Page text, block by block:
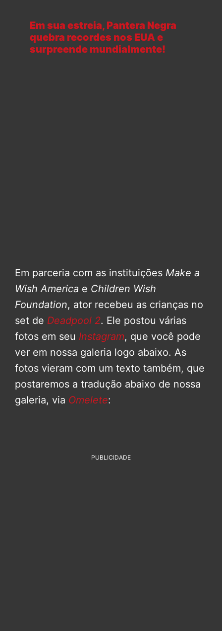
Em sua estreia, Pantera Negra
quebra recordes nos EUA e
surpreende mundialmente!
Em parceria com as instituições Make a
Wish America e Children Wish
Foundation, ator recebeu as crianças no
set de Deadpool 2. Ele postou várias
fotos em seu Instagram, que você pode
ver em nossa galeria logo abaixo. As
fotos vieram com um texto também, que
postaremos a tradução abaixo de nossa
galeria, via Omelete:
PUBLICIDADE